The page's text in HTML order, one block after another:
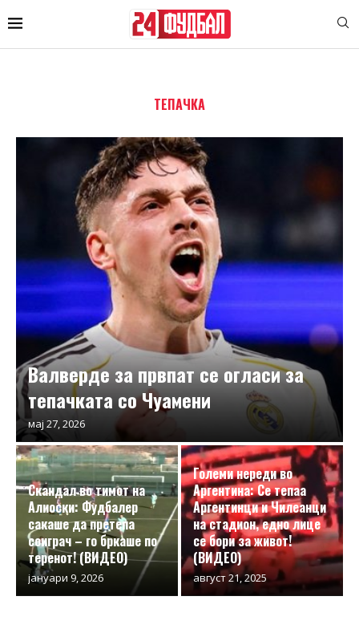
ТЕПАЧКА
Валверде за првпат се огласи за
тепачката со Чуамени
мај 27, 2026
Скандал во тимот на
Алиоски: Фудбалер
сакаше да претепа
соиграч – го бркаше по
теренот! (ВИДЕО)
јануари 9, 2026
Големи нереди во
Аргентина: Се тепаа
Аргентинци и Чилеанци
на стадион, едно лице
се бори за живот!
(ВИДЕО)
август 21, 2025